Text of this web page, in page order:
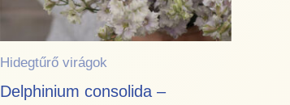
Hidegtűrő virágok
Delphinium consolida –